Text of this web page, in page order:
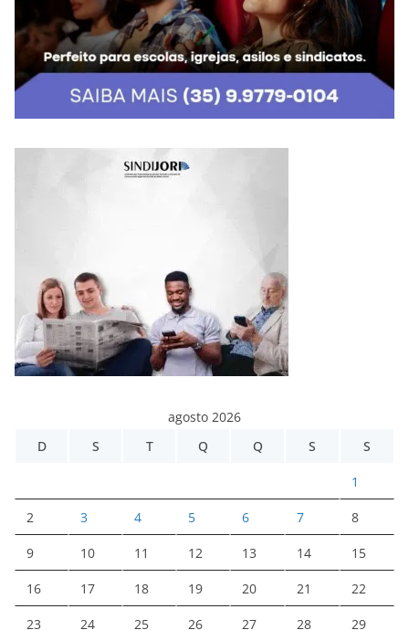
agosto 2026
D
S T Q Q S S
1
2 3 4 5 6 7 8
9 10 11 12 13 14 15
16 17 18 19 20 21 22
23 24 25 26 27 28 29